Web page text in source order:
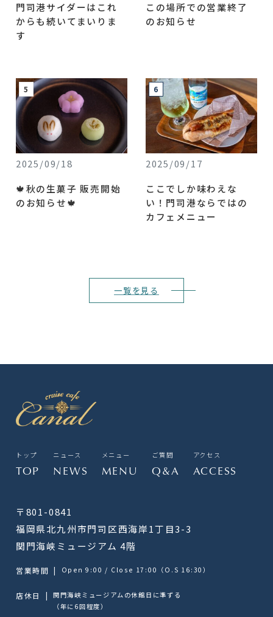
門司港サイダーはこれ
からも続いてまいりま
す
この場所での営業終了
のお知らせ
2025/09/18
🍁秋の生菓子 販売開始
のお知らせ🍁
2025/09/17
ここでしか味わえな
い！門司港ならではの
カフェメニュー
一覧を見る
〒801-0841
福岡県北九州市門司区西海岸1丁目3-3
関門海峡ミュージアム 4階
営業時間 | Open 9:00 / Close 17:00（O.S 16:30）
店休日 |
関門海峡ミュージアムの休館日に準ずる
（年に6回程度）
トップ
TOP
ニュース
NEWS
メニュー
MENU
ご質問
Q&A
アクセス
ACCESS